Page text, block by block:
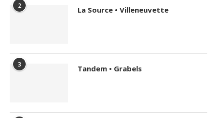
2 La Source • Villeneuvette
3 Tandem • Grabels